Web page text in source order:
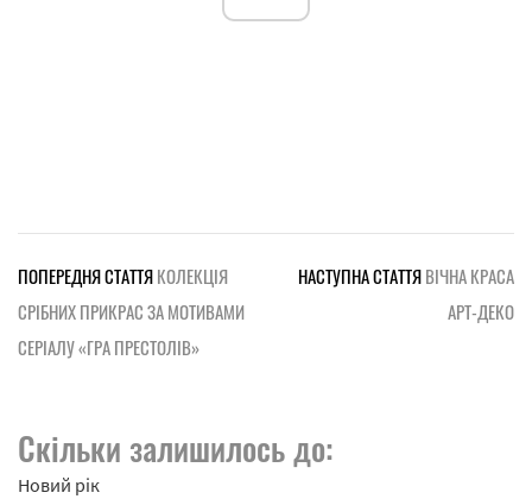
ПОПЕРЕДНЯ СТАТТЯКОЛЕКЦІЯ
СРІБНИХ ПРИКРАС ЗА МОТИВАМИ
СЕРІАЛУ «ГРА ПРЕСТОЛІВ»
НАСТУПНА СТАТТЯВІЧНА КРАСА
АРТ-ДЕКО
Скільки залишилось до:
Новий рік